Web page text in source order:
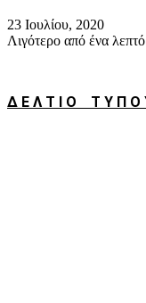
23 Ιουλίου, 2020
Λιγότερο από ένα λεπτό
Δ Ε Λ Τ Ι Ο Τ Υ Π